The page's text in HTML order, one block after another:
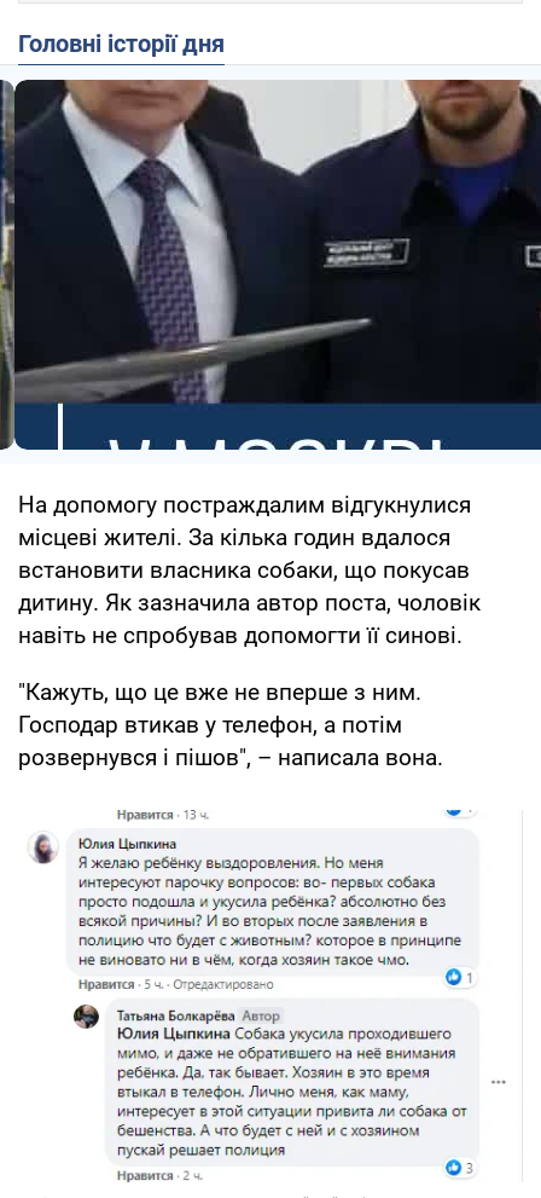
Головні історії дня
На допомогу постраждалим відгукнулися
місцеві жителі. За кілька годин вдалося
встановити власника собаки, що покусав
дитину. Як зазначила автор поста, чоловік
навіть не спробував допомогти її синові.
"Кажуть, що це вже не вперше з ним.
Господар втикав у телефон, а потім
розвернувся і пішов", – написала вона.